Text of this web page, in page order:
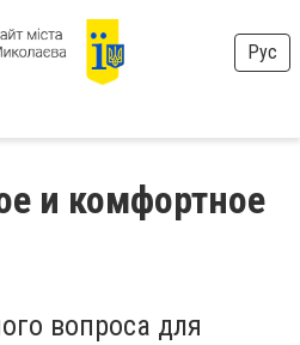
Рус
и комфортное
вопроса для